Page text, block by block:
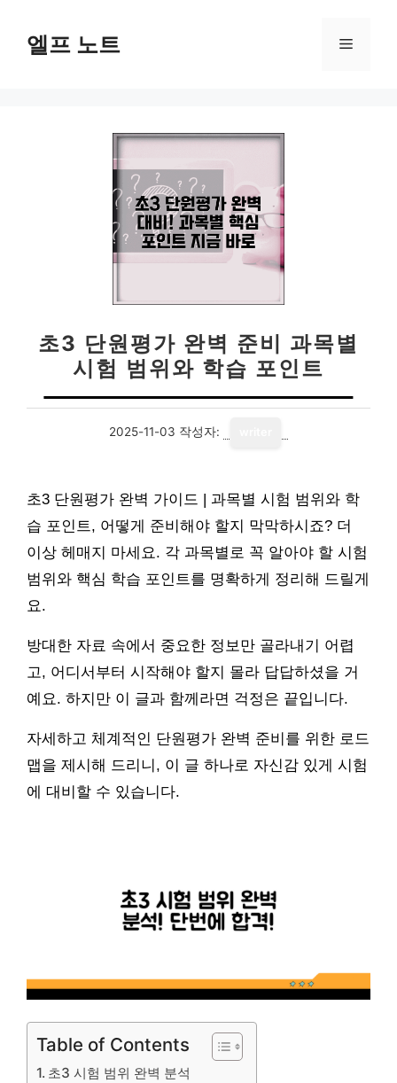
엘프 노트 메
초3 단원평가 완벽 준비 과목별
시험 범위와 학습 포인트
2025-11-03 작성자:
초3 단원평가 완벽 가이드 | 과목별 시험 범위와 학
습 포인트, 어떻게 준비해야 할지 막막하시죠? 더
이상 헤매지 마세요. 각 과목별로 꼭 알아야 할 시험
범위와 핵심 학습 포인트를 명확하게 정리해 드릴게
요.
방대한 자료 속에서 중요한 정보만 골라내기 어렵
고, 어디서부터 시작해야 할지 몰라 답답하셨을 거
예요. 하지만 이 글과 함께라면 걱정은 끝입니다.
자세하고 체계적인 단원평가 완벽 준비를 위한 로드
맵을 제시해 드리니, 이 글 하나로 자신감 있게 시험
에 대비할 수 있습니다.
Table of Contents
초3 시험 범위 완벽 분석